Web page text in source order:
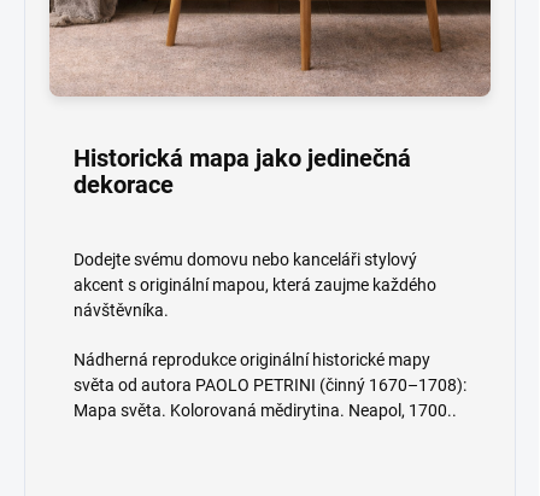
Historická mapa jako jedinečná
dekorace
Dodejte svému domovu nebo kanceláři stylový
akcent s originální mapou, která zaujme každého
návštěvníka.
Nádherná reprodukce originální historické mapy
světa od autora PAOLO PETRINI (činný 1670–1708):
Mapa světa. Kolorovaná mědirytina. Neapol, 1700..